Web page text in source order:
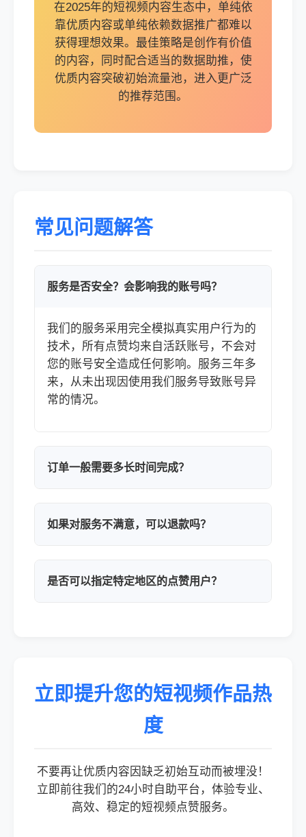
在2025年的短视频内容生态中，单纯依
靠优质内容或单纯依赖数据推广都难以
获得理想效果。最佳策略是创作有价值
的内容，同时配合适当的数据助推，使
优质内容突破初始流量池，进入更广泛
的推荐范围。
常见问题解答
服务是否安全？会影响我的账号吗？
我们的服务采用完全模拟真实用户行为的
技术，所有点赞均来自活跃账号，不会对
您的账号安全造成任何影响。服务三年多
来，从未出现因使用我们服务导致账号异
常的情况。
订单一般需要多长时间完成？
如果对服务不满意，可以退款吗？
是否可以指定特定地区的点赞用户？
立即提升您的短视频作品热
度
不要再让优质内容因缺乏初始互动而被埋没！
立即前往我们的24小时自助平台，体验专业、
高效、稳定的短视频点赞服务。